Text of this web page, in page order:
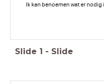
Ik kan benoemen wat er
Slide 1 - Slide